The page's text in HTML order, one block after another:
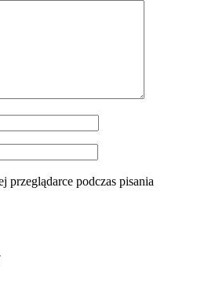
przeglądarce podczas pisania